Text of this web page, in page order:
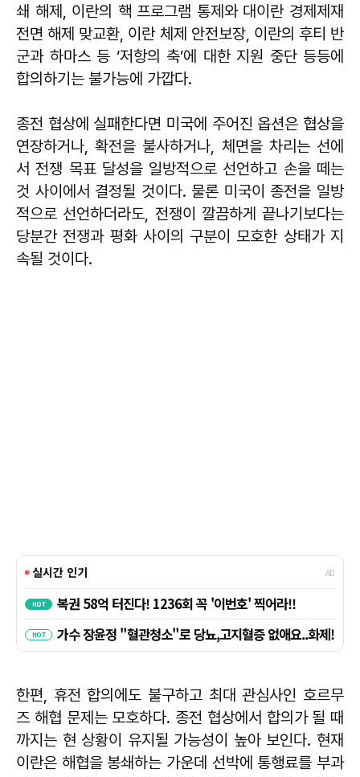
쇄 해제, 이란의 핵 프로그램 통제와 대이란 경제제재
전면 해제 맞교환, 이란 체제 안전보장, 이란의 후티 반
군과 하마스 등 ‘저항의 축’에 대한 지원 중단 등등에
합의하기는 불가능에 가깝다.
종전 협상에 실패한다면 미국에 주어진 옵션은 협상을
연장하거나, 확전을 불사하거나, 체면을 차리는 선에
서 전쟁 목표 달성을 일방적으로 선언하고 손을 떼는
것 사이에서 결정될 것이다. 물론 미국이 종전을 일방
적으로 선언하더라도, 전쟁이 깔끔하게 끝나기보다는
당분간 전쟁과 평화 사이의 구분이 모호한 상태가 지
속될 것이다.
한편, 휴전 합의에도 불구하고 최대 관심사인 호르무
즈 해협 문제는 모호하다. 종전 협상에서 합의가 될 때
까지는 현 상황이 유지될 가능성이 높아 보인다. 현재
이란은 해협을 봉쇄하는 가운데 선박에 통행료를 부과